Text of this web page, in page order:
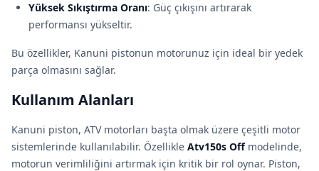
Yüksek Sıkıştırma Oranı: Güç çıkışını artırarak
performansı yükseltir.
Bu özellikler, Kanuni pistonun motorunuz için ideal bir yedek
parça olmasını sağlar.
Kullanım Alanları
Kanuni piston, ATV motorları başta olmak üzere çeşitli motor
sistemlerinde kullanılabilir. Özellikle Atv150s Offmodelinde,
motorun verimliliğini artırmak için kritik bir rol oynar. Piston,